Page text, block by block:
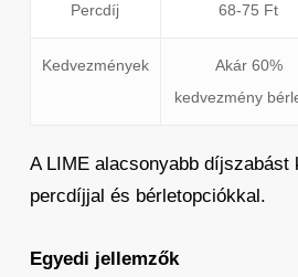
Percdíj 68-75 Ft
Kedvezmények
Akár 60%
kedvezmény
A LIME alacsonyabb díjszabást
percdíjjal és bérletopciókkal.
Egyedi jellemzők